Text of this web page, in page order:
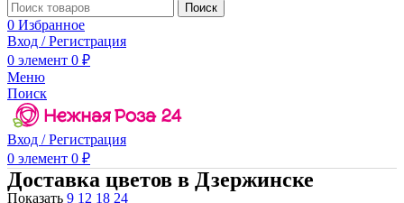
Поиск
0 Избранное
Вход / Регистрация
0 элемент 0 ₽
Меню
Поиск
Вход / Регистрация
0 элемент 0 ₽
Доставка цветов в Дзержинске
Показать 9 12 18 24